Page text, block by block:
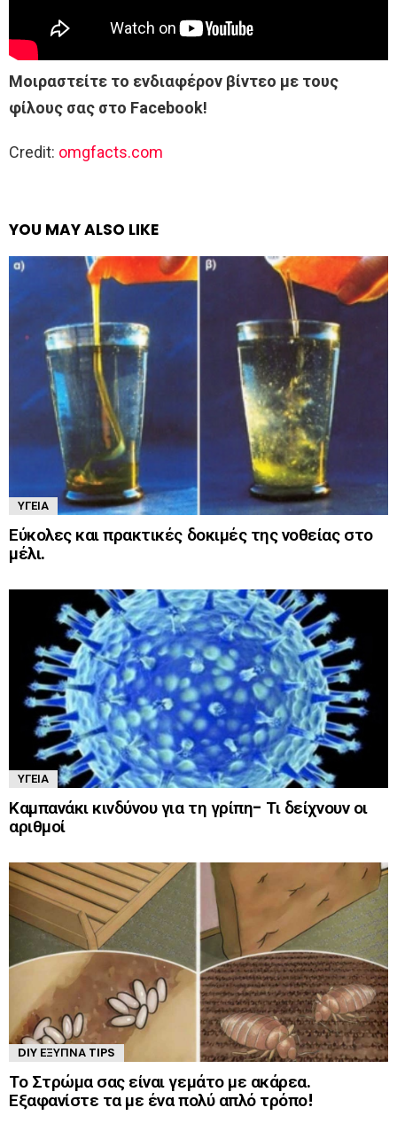
Μοιραστείτε το ενδιαφέρον βίντεο με τους
φίλους σας στο Facebook!
Credit: omgfacts.com
YOU MAY ALSO LIKE
ΥΓΕΊΑ
Εύκολες και πρακτικές δοκιμές της νοθείας στο
μέλι.
ΥΓΕΊΑ
Καμπανάκι κινδύνου για τη γρίπη- Τι δείχνουν οι
αριθμοί
DIY ΈΞΥΠΝΑ TIPS
Το Στρώμα σας είναι γεμάτο με ακάρεα.
Εξαφανίστε τα με ένα πολύ απλό τρόπο!